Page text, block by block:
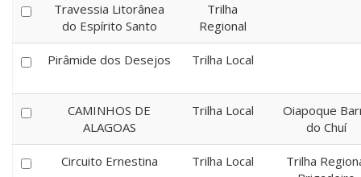
Travessia Litorânea
do Espírito Santo
Trilha
Regional
Pirâmide dos Desejos Trilha Local
CAMINHOS DE
ALAGOAS
Trilha Local
Oiapoque
do Chuí
Circuito Ernestina Trilha Local
Trilha